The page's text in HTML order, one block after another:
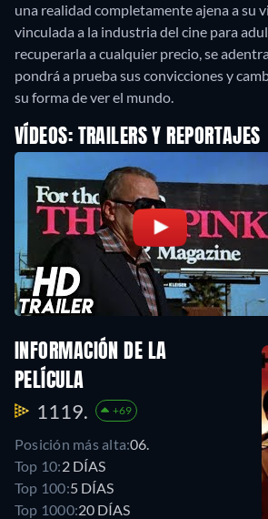
una realidad completamente ajena a su
vinculada a la industria del cine para
recuperarla a cualquier precio, se
pondrá a prueba sus convicciones y
su forma de ver el mundo.
VÍDEOS: TRAILERS Y REPORTAJES
INFORMACIÓN DE LA
PELÍCULA
1119. +69
Posición más alta:06.
Top 10:2 DÍAS
Top 100:5 DÍAS
Top 1000:20 DÍAS